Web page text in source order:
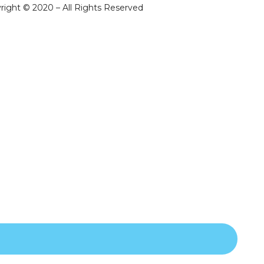
© 2020 – All Rights Reserved